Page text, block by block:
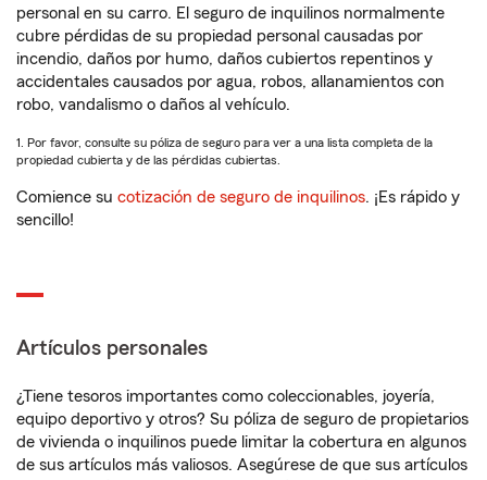
personal en su carro. El seguro de inquilinos normalmente
cubre pérdidas de su propiedad personal causadas por
incendio, daños por humo, daños cubiertos repentinos y
accidentales causados por agua, robos, allanamientos con
robo, vandalismo o daños al vehículo.
1. Por favor, consulte su póliza de seguro para ver a una lista completa de la
propiedad cubierta y de las pérdidas cubiertas.
Comience su cotización de seguro de inquilinos. ¡Es rápido y
sencillo!
Artículos personales
¿Tiene tesoros importantes como coleccionables, joyería,
equipo deportivo y otros? Su póliza de seguro de propietarios
de vivienda o inquilinos puede limitar la cobertura en algunos
de sus artículos más valiosos. Asegúrese de que sus artículos